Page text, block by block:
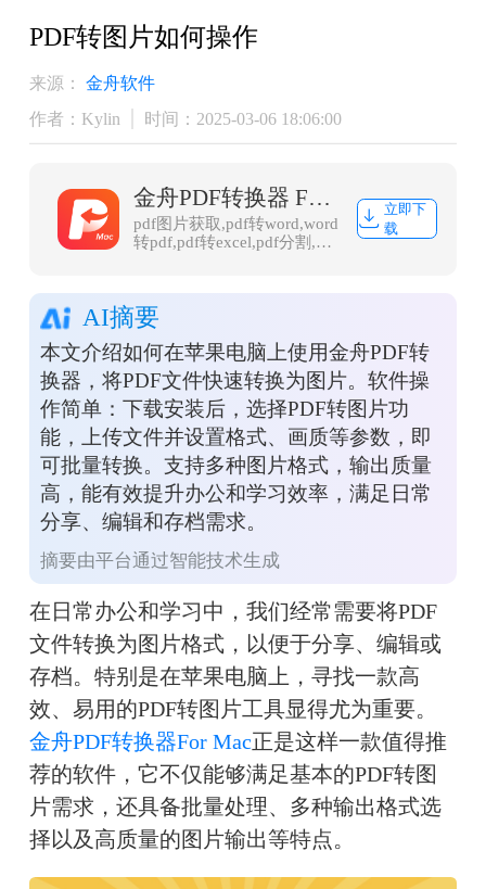
PDF转图片如何操作
来源：
金舟软件
作者：Kylin
时间：2025-03-06 18:06:00
金舟PDF转换器 For Mac
pdf图片获取,pdf转word,word
转pdf,pdf转excel,pdf分割,ppt
立即下
载
AI摘要
本文介绍如何在苹果电脑上使用金舟PDF转
换器，将PDF文件快速转换为图片。软件操
作简单：下载安装后，选择PDF转图片功
能，上传文件并设置格式、画质等参数，即
可批量转换。支持多种图片格式，输出质量
高，能有效提升办公和学习效率，满足日常
分享、编辑和存档需求。
摘要由平台通过智能技术生成
在日常办公和学习中，我们经常需要将PDF
文件转换为图片格式，以便于分享、编辑或
存档。特别是在苹果电脑上，寻找一款高
效、易用的PDF转图片工具显得尤为重要。
金舟PDF转换器For Mac正是这样一款值得推
荐的软件，它不仅能够满足基本的PDF转图
片需求，还具备批量处理、多种输出格式选
择以及高质量的图片输出等特点。